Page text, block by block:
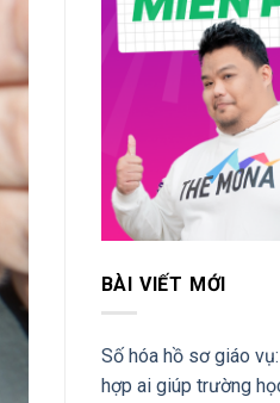
BÀI VIẾT MỚI
Số hóa hồ sơ giáo
hợp ai giúp trường